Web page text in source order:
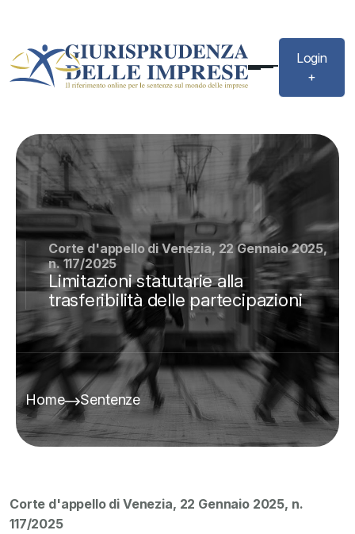
Login
+
Corte d'appello di Venezia, 22 Gennaio 2025,
n. 117/2025
Limitazioni statutarie alla
trasferibilità delle partecipazioni
Home Sentenze
Corte d'appello di Venezia, 22 Gennaio 2025, n.
117/2025